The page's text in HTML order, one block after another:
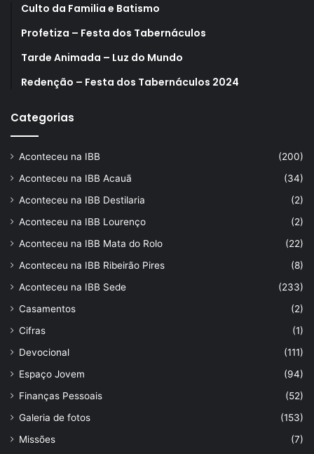
Culto da Familia e Batismo
Profetiza – Festa dos Tabernáculos
Tarde Animada – Luz do Mundo
Redenção – Festa dos Tabernáculos 2024
Categorias
Aconteceu na IBB
(200)
Aconteceu na IBB Acauã
(34)
Aconteceu na IBB Destilaria
(2)
Aconteceu na IBB Lourenço
(2)
Aconteceu na IBB Mata do Rolo
(22)
Aconteceu na IBB Ribeirão Pires
(8)
Aconteceu na IBB Sede
(233)
Casamentos
(2)
Cifras
(1)
Devocional
(111)
Espaço Jovem
(94)
Finanças Pessoais
(52)
Galeria de fotos
(153)
Missões
(7)